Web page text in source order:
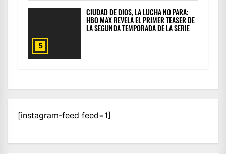
5
CIUDAD DE DIOS, LA LUCHA NO PARA:
HBO MAX REVELA EL PRIMER TEASER DE
LA SEGUNDA TEMPORADA DE LA SERIE
[instagram-feed feed=1]